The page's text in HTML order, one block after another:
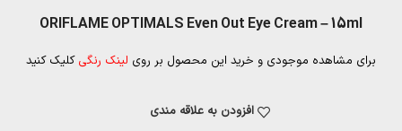
ORIFLAME OPTIMALS Even Out Eye Cream – 15ml
برای مشاهده موجودی و خرید این محصول بر روی لینک رنگی کلیک کنید
افزودن به علاقه مندی